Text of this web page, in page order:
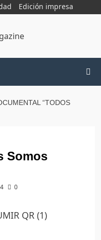
Edición impresa
“TODOS
Somos
0
QR (1)